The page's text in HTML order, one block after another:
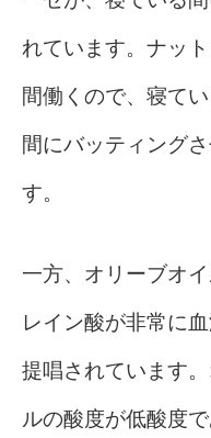
れています。ナッ
間働くので、寝て
間にバッティング
す。
一方、オリーブオ
レイン酸が非常に
提唱されています
ルの酸度が低酸度